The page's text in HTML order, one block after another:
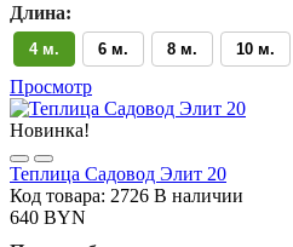
Длина:
4 м. 6 м. 8 м. 10 м.
Просмотр
Новинка!
Теплица Садовод Элит 20
Код товара: 2726 В наличии
640 BYN